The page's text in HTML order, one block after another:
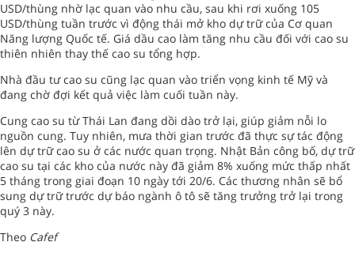
USD/thùng nhờ lạc quan vào nhu cầu, sau khi rơi xuống 105
USD/thùng tuần trước vì động thái mở kho dự trữ của Cơ quan
Năng lượng Quốc tế. Giá dầu cao làm tăng nhu cầu đối với cao su
thiên nhiên thay thế cao su tổng hợp.
Nhà đầu tư cao su cũng lạc quan vào triển vọng kinh tế Mỹ và
đang chờ đợi kết quả việc làm cuối tuần này.
Cung cao su từ Thái Lan đang dồi dào trở lại, giúp giảm nỗi lo
nguồn cung. Tuy nhiên, mưa thời gian trước đã thực sự tác động
lên dự trữ cao su ở các nước quan trọng. Nhật Bản công bố, dự trữ
cao su tại các kho của nước này đã giảm 8% xuống mức thấp nhất
5 tháng trong giai đoạn 10 ngày tới 20/6. Các thương nhân sẽ bổ
sung dự trữ trước dự báo ngành ô tô sẽ tăng trưởng trở lại trong
quý 3 này.
Theo Cafef